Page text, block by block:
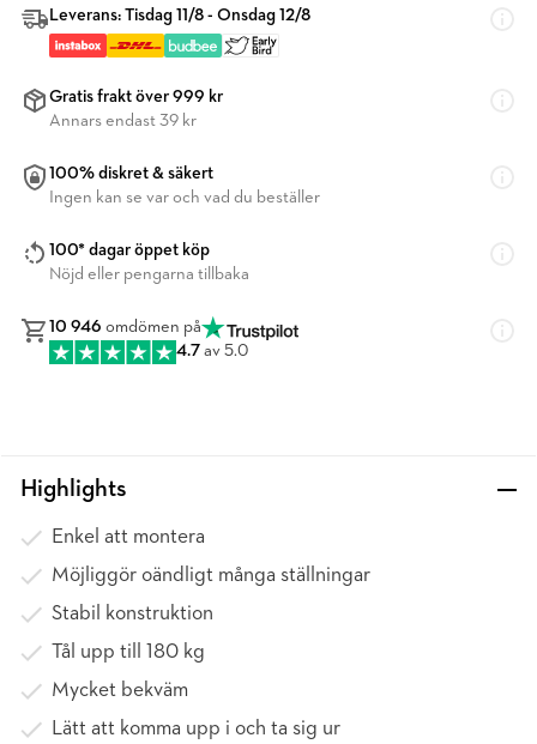
Leverans: Tisdag 11/8 - Onsdag 12/8
Gratis frakt över 999 kr
Annars endast 39 kr
100% diskret & säkert
Ingen kan se var och vad du beställer
100* dagar öppet köp
Nöjd eller pengarna tillbaka
10 946 omdömen på
4.7 av 5.0
Highlights
Enkel att montera
Möjliggör oändligt många ställningar
Stabil konstruktion
Tål upp till 180 kg
Mycket bekväm
Lätt att komma upp i och ta sig ur